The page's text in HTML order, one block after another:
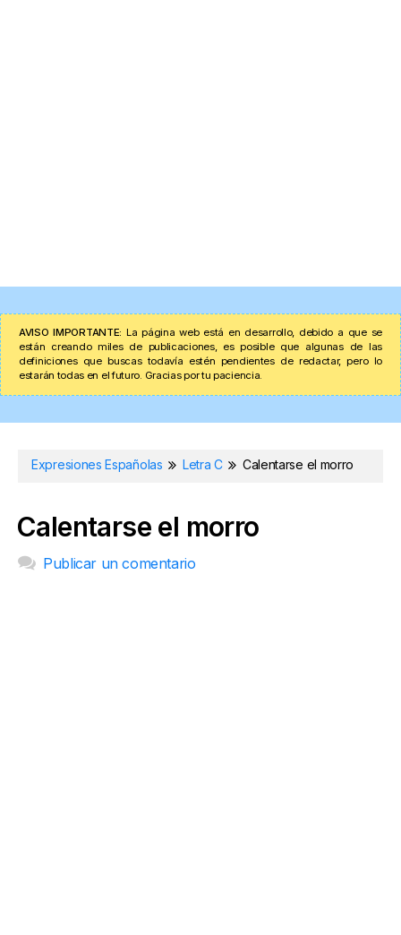
AVISO IMPORTANTE: La página web está en desarrollo, debido a que se
están creando miles de publicaciones, es posible que algunas de las
definiciones que buscas todavía estén pendientes de redactar, pero lo
estarán todas en el futuro. Gracias por tu paciencia.
Expresiones Españolas Letra C Calentarse el morro
Calentarse el morro
Publicar un comentario